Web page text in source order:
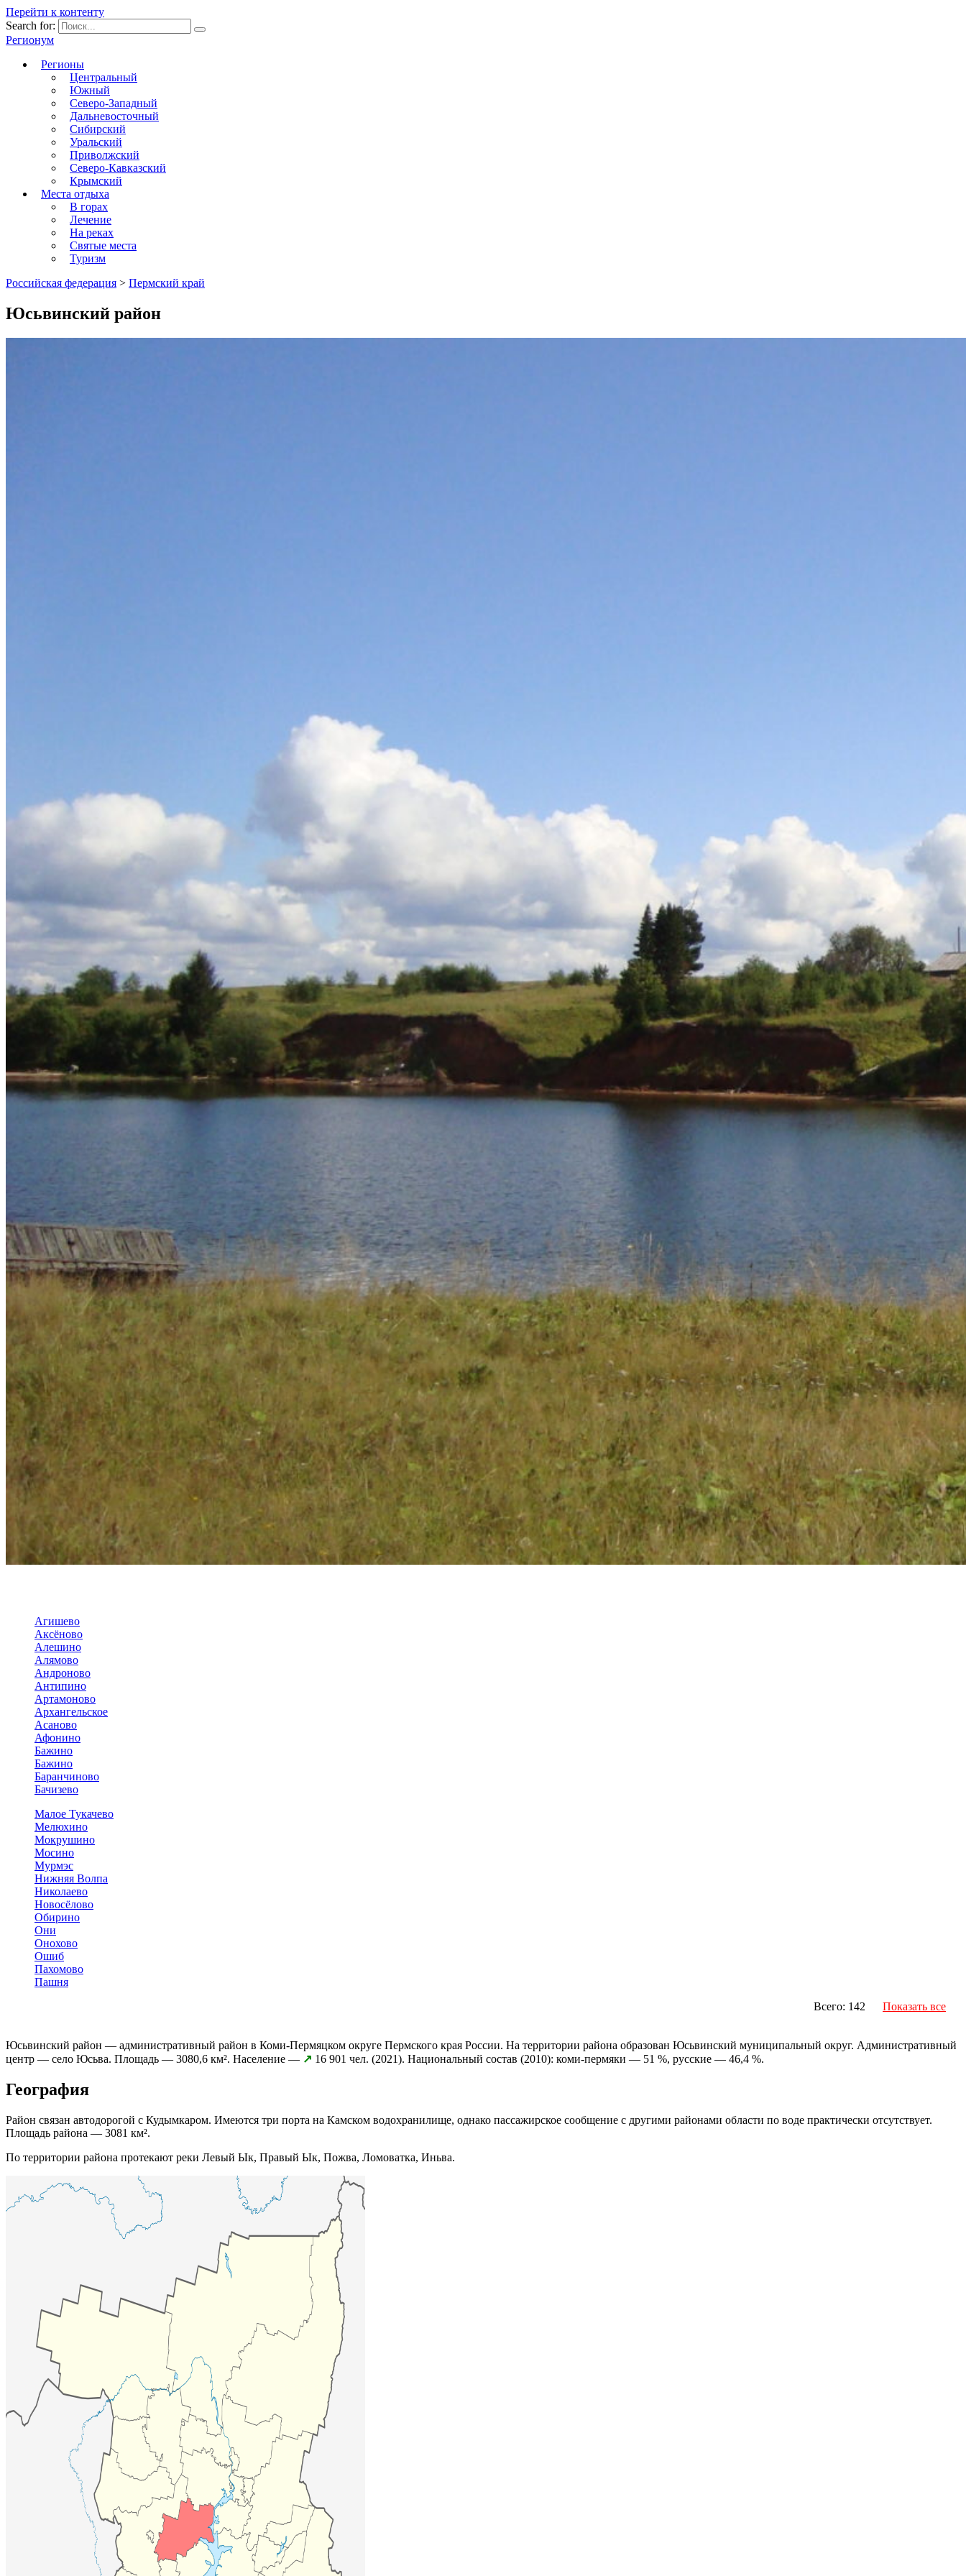
Перейти к контенту
Search for:
Регионум
Регионы
Центральный
Южный
Северо-Западный
Дальневосточный
Сибирский
Уральский
Приволжский
Северо-Кавказский
Крымский
Места отдыха
В горах
Лечение
На реках
Святые места
Туризм
Российская федерация > Пермский край
Юсьвинский район
Агишево
Аксёново
Алешино
Алямово
Андроново
Антипино
Артамоново
Архангельское
Асаново
Афонино
Бажино
Бажино
Баранчиново
Бачизево
Малое Тукачево
Мелюхино
Мокрушино
Мосино
Мурмэс
Нижняя Волпа
Николаево
Новосёлово
Обирино
Они
Онохово
Ошиб
Пахомово
Пашня
Всего: 142
Показать все
Юсьвинский район — административный район в Коми-Пермяцком округе Пермского края России. На территории района образован Юсьвинский муниципальный округ. Административный
центр — село Юсьва. Площадь — 3080,6 км². Население — ↗ 16 901 чел. (2021). Национальный состав (2010): коми-пермяки — 51 %, русские — 46,4 %.
География
Район связан автодорогой с Кудымкаром. Имеются три порта на Камском водохранилище, однако пассажирское сообщение с другими районами области по воде практически отсутствует.
Площадь района — 3081 км².
По территории района протекают реки Левый Ык, Правый Ык, Пожва, Ломоватка, Иньва.